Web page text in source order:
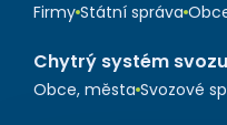
Firmy Státní správa
Chytrý systém
Obce, města Svozové